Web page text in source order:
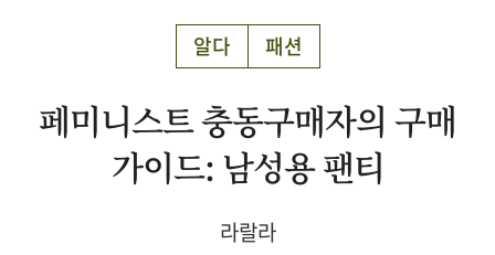
알다 패션
페미니스트 충동구매자의 구매
가이드: 남성용 팬티
라랄라